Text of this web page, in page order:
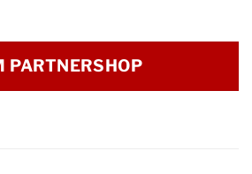
PARTNERSHOP